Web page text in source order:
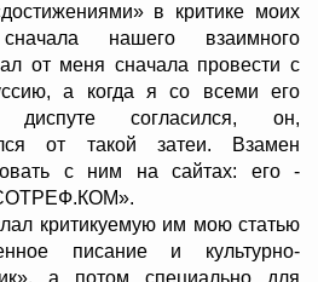
в критике моих
нашего взаимного
от меня сначала провести с
а когда я со всеми его
согласился, он,
от такой затеи. Взамен
с ним на сайтах: его -
критикуемую им мою статью
писание и культурно-